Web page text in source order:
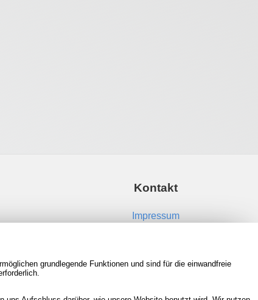
Kontakt
Impressum
RSS Feeds
Neue Spiele in der Datenbank
grundlegende Funktionen und sind für die einwandfreie